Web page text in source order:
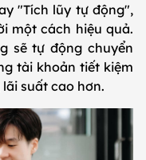
"Tích lũy tự động",
một cách hiệu quả.
sẽ tự động chuyển
tài khoản tiết kiệm
suất cao hơn.